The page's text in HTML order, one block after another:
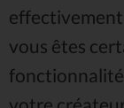
effectivement
vous êtes